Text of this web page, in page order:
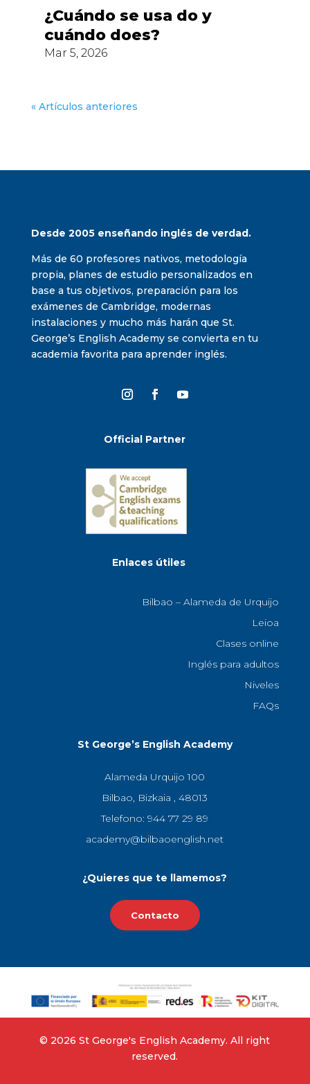
¿Cuándo se usa do y
cuándo does?
Mar 5, 2026
« Artículos anteriores
Desde 2005 enseñando inglés de verdad.
Más de 60 profesores nativos, metodología
propia, planes de estudio personalizados en
base a tus objetivos, preparación para los
exámenes de Cambridge, modernas
instalaciones y mucho más harán que St.
George’s English Academy se convierta en tu
academia favorita para aprender inglés.
Official Partner
Enlaces útiles
Bilbao – Alameda de Urquijo
Leioa
Clases online
Inglés para adultos
Niveles
FAQs
St George’s English Academy
Alameda Urquijo 100
Bilbao, Bizkaia , 48013
Telefono: 944 77 29 89
academy@bilbaoenglish.net
¿Quieres que te llamemos?
Contacto
©‎ 2026 St George's English Academy. All right
reserved.